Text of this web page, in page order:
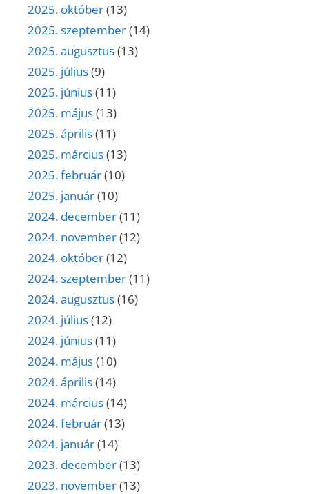
2025. október(13)
2025. szeptember(14)
2025. augusztus(13)
2025. július(9)
2025. június(11)
2025. május(13)
2025. április(11)
2025. március(13)
2025. február(10)
2025. január(10)
2024. december(11)
2024. november(12)
2024. október(12)
2024. szeptember(11)
2024. augusztus(16)
2024. július(12)
2024. június(11)
2024. május(10)
2024. április(14)
2024. március(14)
2024. február(13)
2024. január(14)
2023. december(13)
2023. november(13)